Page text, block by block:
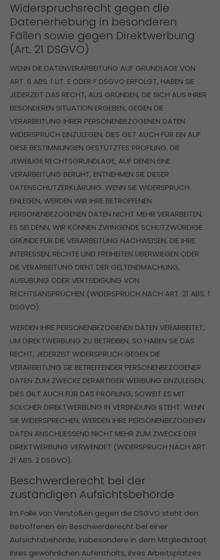
Widerspruchsrecht gegen die
Datenerhebung in besonderen
Fällen sowie gegen Direktwerbung
(Art. 21 DSGVO)
WENN DIE DATENVERARBEITUNG AUF GRUNDLAGE VON
ART. 6 ABS. 1 LIT. E ODER F DSGVO ERFOLGT, HABEN SIE
JEDERZEIT DAS RECHT, AUS GRÜNDEN, DIE SICH AUS IHRER
BESONDEREN SITUATION ERGEBEN, GEGEN DIE
VERARBEITUNG IHRER PERSONENBEZOGENEN DATEN
WIDERSPRUCH EINZULEGEN; DIES GILT AUCH FÜR EIN AUF
DIESE BESTIMMUNGEN GESTÜTZTES PROFILING. DIE
JEWEILIGE RECHTSGRUNDLAGE, AUF DENEN EINE
VERARBEITUNG BERUHT, ENTNEHMEN SIE DIESER
DATENSCHUTZERKLÄRUNG. WENN SIE WIDERSPRUCH
EINLEGEN, WERDEN WIR IHRE BETROFFENEN
PERSONENBEZOGENEN DATEN NICHT MEHR VERARBEITEN,
ES SEI DENN, WIR KÖNNEN ZWINGENDE SCHUTZWÜRDIGE
GRÜNDE FÜR DIE VERARBEITUNG NACHWEISEN, DIE IHRE
INTERESSEN, RECHTE UND FREIHEITEN ÜBERWIEGEN ODER
DIE VERARBEITUNG DIENT DER GELTENDMACHUNG,
AUSÜBUNG ODER VERTEIDIGUNG VON
RECHTSANSPRÜCHEN (WIDERSPRUCH NACH ART. 21 ABS. 1
DSGVO).
WERDEN IHRE PERSONENBEZOGENEN DATEN VERARBEITET,
UM DIREKTWERBUNG ZU BETREIBEN, SO HABEN SIE DAS
RECHT, JEDERZEIT WIDERSPRUCH GEGEN DIE
VERARBEITUNG SIE BETREFFENDER PERSONENBEZOGENER
DATEN ZUM ZWECKE DERARTIGER WERBUNG EINZULEGEN;
DIES GILT AUCH FÜR DAS PROFILING, SOWEIT ES MIT
SOLCHER DIREKTWERBUNG IN VERBINDUNG STEHT. WENN
SIE WIDERSPRECHEN, WERDEN IHRE PERSONENBEZOGENEN
DATEN ANSCHLIESSEND NICHT MEHR ZUM ZWECKE DER
DIREKTWERBUNG VERWENDET (WIDERSPRUCH NACH ART.
21 ABS. 2 DSGVO).
Beschwerde­recht bei der
zuständigen Aufsichts­behörde
Im Falle von Verstößen gegen die DSGVO steht den
Betroffenen ein Beschwerderecht bei einer
Aufsichtsbehörde, insbesondere in dem Mitgliedstaat
ihres gewöhnlichen Aufenthalts, ihres Arbeitsplatzes